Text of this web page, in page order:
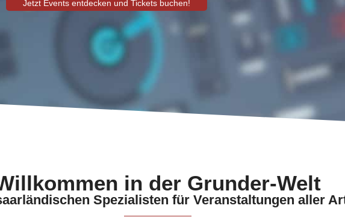
Jetzt Events entdecken und Tickets buchen!
in der Grunder-Welt
Spezialisten für Veranstaltungen aller